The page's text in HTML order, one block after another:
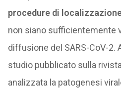
procedure di
non siano sufficientemente
diffusione del SARS-CoV-2.
studio pubblicato sulla
analizzata la patogenesi